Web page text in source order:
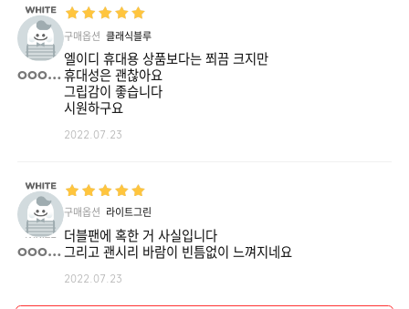
ooo0o**
구매옵션 클래식블루
엘이디 휴대용 상품보다는 쬐끔 크지만
휴대성은 괜찮아요
그립감이 좋습니다
시원하구요
2022.07.23
ooo0o**
구매옵션 라이트그린
더블팬에 혹한 거 사실입니다
그리고 괜시리 바람이 빈틈없이 느껴지네요
2022.07.23